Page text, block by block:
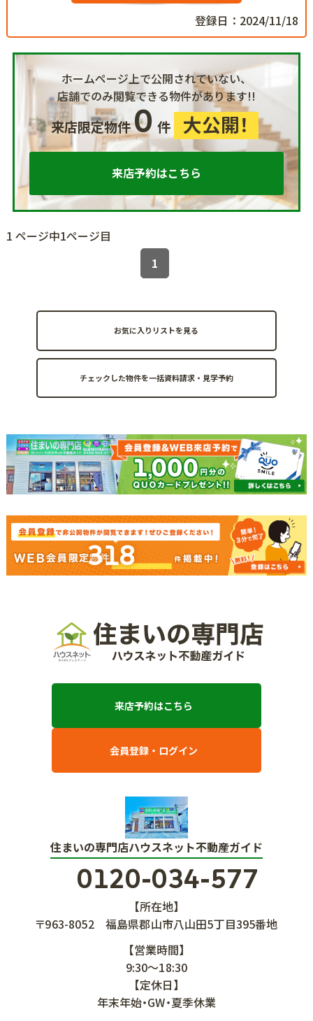
登録日：2024/11/18
ホームページ上で公開されていない、
店舗でのみ閲覧できる物件があります!!
来店限定物件0 件 大公開！
来店予約はこちら
1 ページ中1ページ目
1
お気に入りリストを見る
318
来店予約はこちら
会員登録・ログイン
住まいの専門店ハウスネット不動産ガイド
0120-034-577
【所在地】
〒963-8052
福島県郡山市八山田5丁目395番地
【営業時間】
9:30～18:30
【定休日】
年末年始・GW・夏季休業